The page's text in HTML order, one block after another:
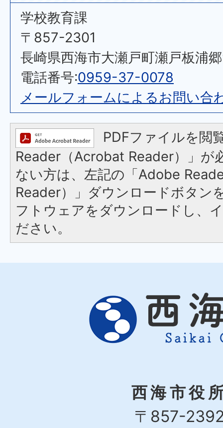
学校教育課
〒857-2301
長崎県西海市大瀬戸町瀬戸板浦
電話番号:0959-37-0078
メールフォームによるお問い合
PDFファイルを閲
Reader（Acrobat Reader）」が
ない方は、左記の「Adobe
Reader）」ダウンロードボタン
フトウェアをダウンロードし、
ださい。
西海市役
〒857-